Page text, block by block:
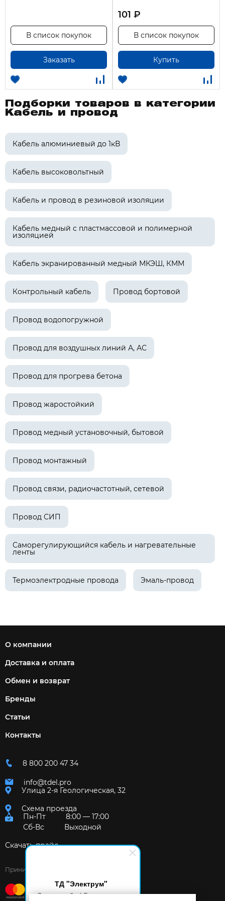
ТД "Электрум"
Здравствуйте! Готов помочь
строительная длина: не менее 150 м.
Заказать
В список покупок
101 ₽
Купить
В список покупок
Подборки товаров в категории
Кабель и провод
Кабель алюминиевый до 1кВ
Кабель высоковольтный
Кабель и провод в резиновой изоляции
Кабель медный с пластмассовой и полимерной
изоляцией
Кабель экранированный медный МКЭШ, КММ
Контрольный кабель Провод бортовой
Провод водопогружной
Провод для воздушных линий А, АС
Провод для прогрева бетона
Провод жаростойкий
Провод медный установочный, бытовой
Провод монтажный
Провод связи, радиочастотный, сетевой
Провод СИП
Саморегулирующийся кабель и нагревательные
ленты
Термоэлектродные провода Эмаль-провод
О компании
Доставка и оплата
Обмен и возврат
Бренды
Статьи
Контакты
8 800 200 47 34
info@tdel.pro
Улица 2-я Геологическая, 32
Схема проезда
Пн-Пт
8:00 — 17:00
Сб-Вс
Выходной
Скачать прайс
Принимаем к оплате: